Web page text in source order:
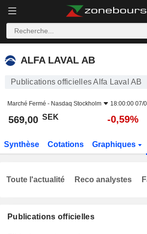
ALFA LAVAL AB
ALFA LAVAL AB
Publications officielles Alfa Laval AB
Marché Fermé - Nasdaq Stockholm 18:00:00 07/
569,00 SEK -0,59%
Synthèse Cotations Graphiques
Publications officielles
Toute l'actualité Reco analystes